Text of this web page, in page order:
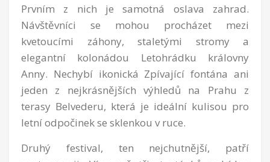
Prvním z nich je samotná oslava zahrad.
Návštěvníci se mohou procházet mezi
kvetoucími záhony, staletými stromy a
elegantní kolonádou Letohrádku královny
Anny. Nechybí ikonická Zpívající fontána ani
jeden z nejkrásnějších výhledů na Prahu z
terasy Belvederu, která je ideální kulisou pro
letní odpočinek se sklenkou v ruce.
Druhý festival, ten nejchutnější, patří